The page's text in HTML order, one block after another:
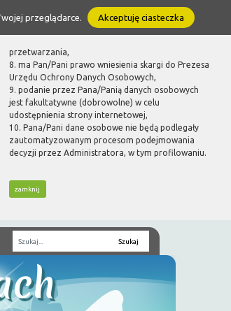
przeglądarce. Akceptuję ciasteczka
przetwarzania,
8. ma Pan/Pani prawo wniesienia skargi do Prezesa
Urzędu Ochrony Danych Osobowych,
9. podanie przez Pana/Panią danych osobowych
jest fakultatywne (dobrowolne) w celu
udostępnienia strony internetowej,
10. Pana/Pani dane osobowe nie będą podlegały
zautomatyzowanym procesom podejmowania
decyzji przez Administratora, w tym profilowaniu.
zamknij
Fraza